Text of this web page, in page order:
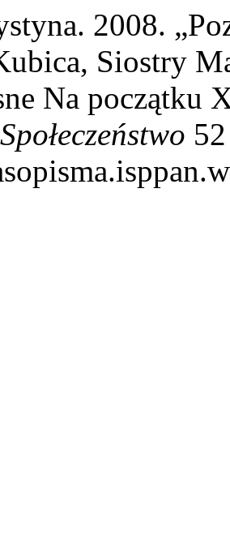
2008.
Siostry
Na początku